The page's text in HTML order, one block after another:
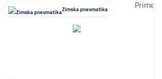
Zimska pnevmatika